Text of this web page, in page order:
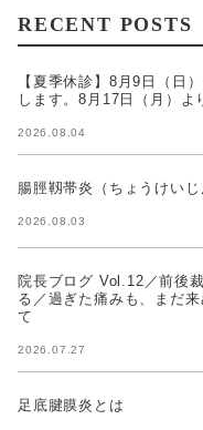
RECENT POSTS
【夏季休診】8月9日（日
します。8月17日（月）よ
2026.08.04
腸脛靱帯炎（ちょうけい
2026.08.03
院長ブログ Vol.12／前後
る／過ぎた痛みも、まだ
て
2026.07.27
足底腱膜炎とは